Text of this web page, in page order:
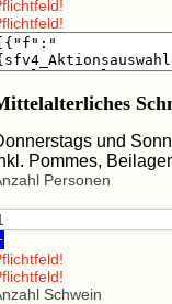
und
Pommes,
Personen
Schwein